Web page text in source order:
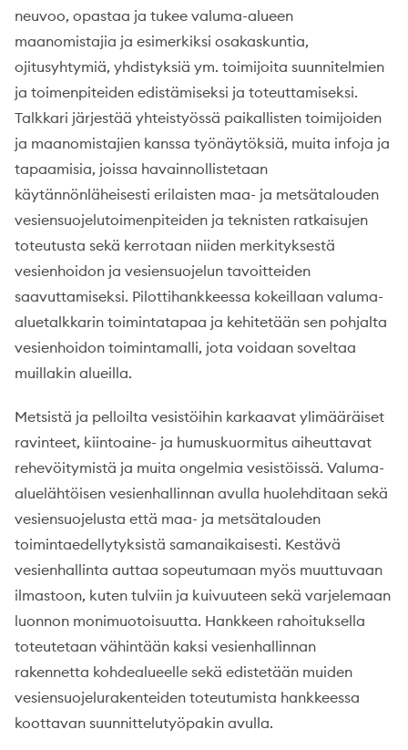
neuvoo, opastaa ja tukee valuma-alueen
maanomistajia ja esimerkiksi osakaskuntia,
ojitusyhtymiä, yhdistyksiä ym. toimijoita suunnitelmien
ja toimenpiteiden edistämiseksi ja toteuttamiseksi.
Talkkari järjestää yhteistyössä paikallisten toimijoiden
ja maanomistajien kanssa työnäytöksiä, muita infoja ja
tapaamisia, joissa havainnollistetaan
käytännönläheisesti erilaisten maa- ja metsätalouden
vesiensuojelutoimenpiteiden ja teknisten ratkaisujen
toteutusta sekä kerrotaan niiden merkityksestä
vesienhoidon ja vesiensuojelun tavoitteiden
saavuttamiseksi. Pilottihankkeessa kokeillaan valuma-
aluetalkkarin toimintatapaa ja kehitetään sen pohjalta
vesienhoidon toimintamalli, jota voidaan soveltaa
muillakin alueilla.
Metsistä ja pelloilta vesistöihin karkaavat ylimääräiset
ravinteet, kiintoaine- ja humuskuormitus aiheuttavat
rehevöitymistä ja muita ongelmia vesistöissä. Valuma-
aluelähtöisen vesienhallinnan avulla huolehditaan sekä
vesiensuojelusta että maa- ja metsätalouden
toimintaedellytyksistä samanaikaisesti. Kestävä
vesienhallinta auttaa sopeutumaan myös muuttuvaan
ilmastoon, kuten tulviin ja kuivuuteen sekä varjelemaan
luonnon monimuotoisuutta. Hankkeen rahoituksella
toteutetaan vähintään kaksi vesienhallinnan
rakennetta kohdealueelle sekä edistetään muiden
vesiensuojelurakenteiden toteutumista hankkeessa
koottavan suunnittelutyöpakin avulla.